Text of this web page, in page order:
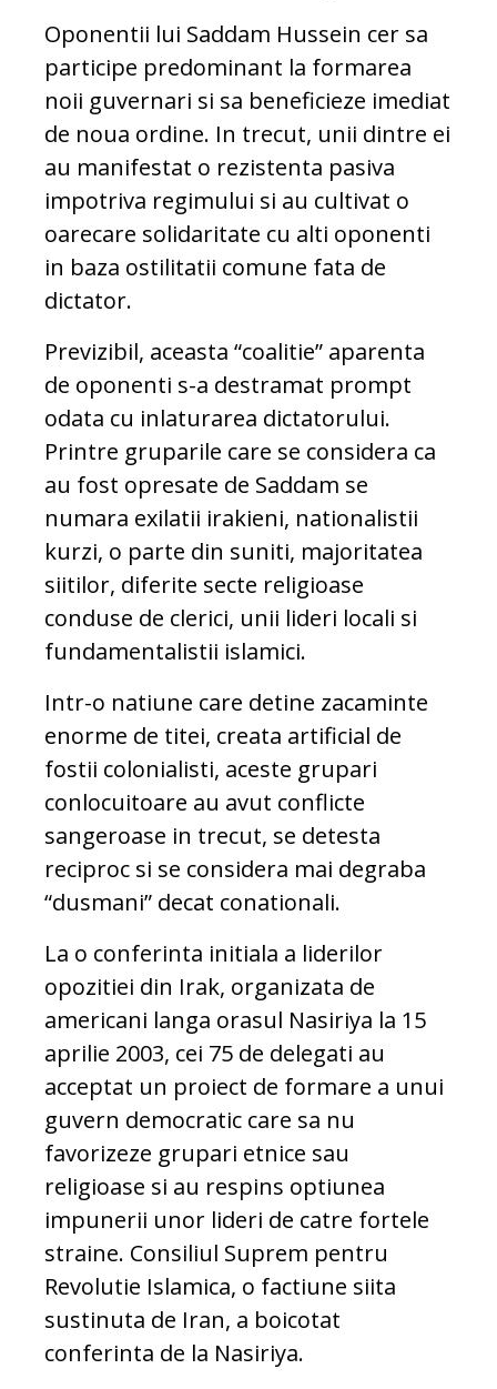
Oponentii lui Saddam Hussein cer sa
participe predominant la formarea
noii guvernari si sa beneficieze imediat
de noua ordine. In trecut, unii dintre ei
au manifestat o rezistenta pasiva
impotriva regimului si au cultivat o
oarecare solidaritate cu alti oponenti
in baza ostilitatii comune fata de
dictator.
Previzibil, aceasta “coalitie” aparenta
de oponenti s-a destramat prompt
odata cu inlaturarea dictatorului.
Printre gruparile care se considera ca
au fost opresate de Saddam se
numara exilatii irakieni, nationalistii
kurzi, o parte din suniti, majoritatea
siitilor, diferite secte religioase
conduse de clerici, unii lideri locali si
fundamentalistii islamici.
Intr-o natiune care detine zacaminte
enorme de titei, creata artificial de
fostii colonialisti, aceste grupari
conlocuitoare au avut conflicte
sangeroase in trecut, se detesta
reciproc si se considera mai degraba
“dusmani” decat conationali.
La o conferinta initiala a liderilor
opozitiei din Irak, organizata de
americani langa orasul Nasiriya la 15
aprilie 2003, cei 75 de delegati au
acceptat un proiect de formare a unui
guvern democratic care sa nu
favorizeze grupari etnice sau
religioase si au respins optiunea
impunerii unor lideri de catre fortele
straine. Consiliul Suprem pentru
Revolutie Islamica, o factiune siita
sustinuta de Iran, a boicotat
conferinta de la Nasiriya.